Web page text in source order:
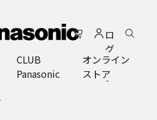
ロ
グ
イ
ン
CLUB
Panasonic
オンライン
ストア